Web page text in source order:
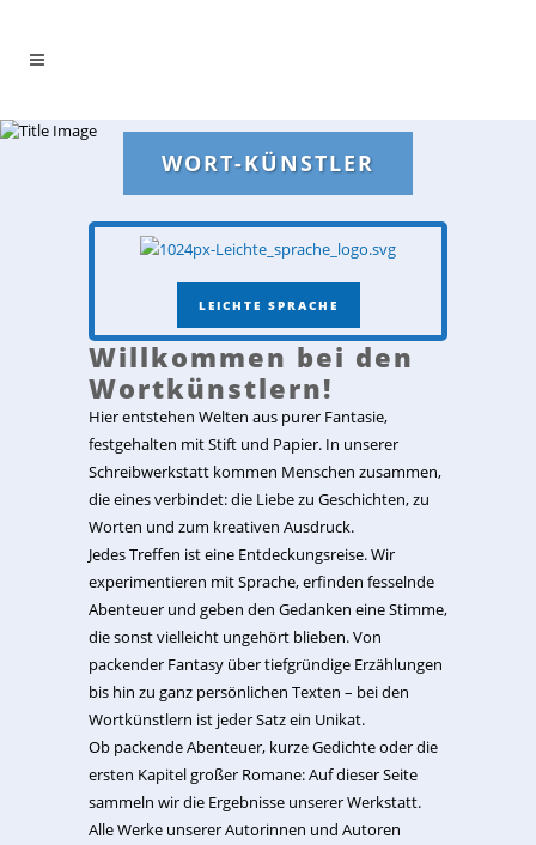
WORT-KÜNSTLER
LEICHTE SPRACHE
Willkommen bei den
Wortkünstlern!
Hier entstehen Welten aus purer Fantasie,
festgehalten mit Stift und Papier. In unserer
Schreibwerkstatt kommen Menschen zusammen,
die eines verbindet: die Liebe zu Geschichten, zu
Worten und zum kreativen Ausdruck.
Jedes Treffen ist eine Entdeckungsreise. Wir
experimentieren mit Sprache, erfinden fesselnde
Abenteuer und geben den Gedanken eine Stimme,
die sonst vielleicht ungehört blieben. Von
packender Fantasy über tiefgründige Erzählungen
bis hin zu ganz persönlichen Texten – bei den
Wortkünstlern ist jeder Satz ein Unikat.
Ob packende Abenteuer, kurze Gedichte oder die
ersten Kapitel großer Romane: Auf dieser Seite
sammeln wir die Ergebnisse unserer Werkstatt.
Alle Werke unserer Autorinnen und Autoren